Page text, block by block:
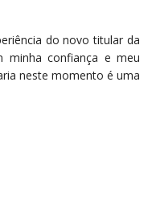
do novo titular da
minha confiança e meu
neste momento é uma